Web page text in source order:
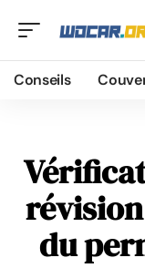
Conseils
du